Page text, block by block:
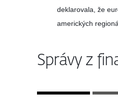
deklarovala, že
amerických
Správy z